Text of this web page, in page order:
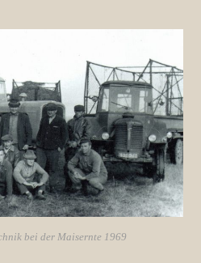
bei der Maisernte 1969